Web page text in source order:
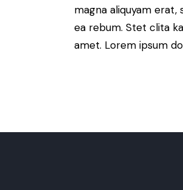
magna aliquyam
ea rebum. Stet clita
amet. Lorem ipsum